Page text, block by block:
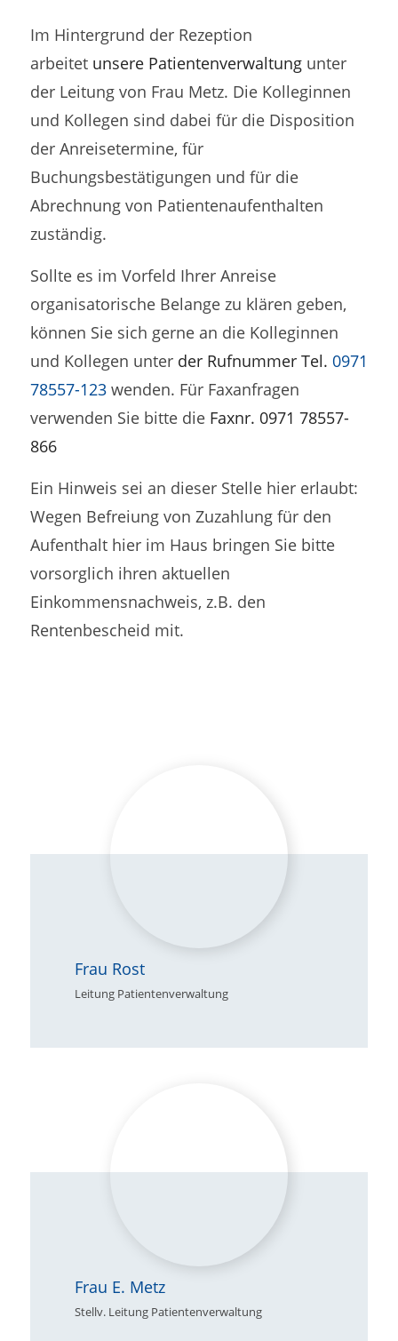
Im Hintergrund der Rezeption
arbeitet unsere Patientenverwaltungunter
der Leitung von Frau Metz. Die Kolleginnen
und Kollegen sind dabei für die Disposition
der Anreisetermine, für
Buchungsbestätigungen und für die
Abrechnung von Patientenaufenthalten
zuständig.
Sollte es im Vorfeld Ihrer Anreise
organisatorische Belange zu klären geben,
können Sie sich gerne an die Kolleginnen
und Kollegen unter der Rufnummer Tel. 0971
78557-123wenden. Für Faxanfragen
verwenden Sie bitte die Faxnr. 0971 78557-
866
Ein Hinweis sei an dieser Stelle hier erlaubt:
Wegen Befreiung von Zuzahlung für den
Aufenthalt hier im Haus bringen Sie bitte
vorsorglich ihren aktuellen
Einkommensnachweis, z.B. den
Rentenbescheid mit.
Frau Rost
Leitung Patientenverwaltung
Frau E. Metz
Stellv. Leitung Patientenverwaltung